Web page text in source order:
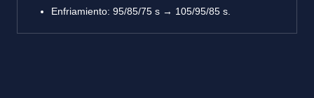
Enfriamiento: 95/85/75 s → 105/95/85 s.